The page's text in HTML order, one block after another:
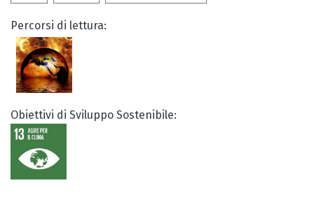
Percorsi di lettura:
Obiettivi di Sviluppo Sostenibile: